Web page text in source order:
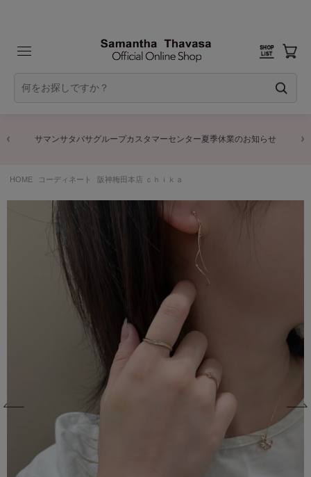
サマンサタバサグループカスタマーセンター夏季休業のお知らせ
HOME コーディネート 阪神梅田本店 ｃｈｉｋａ